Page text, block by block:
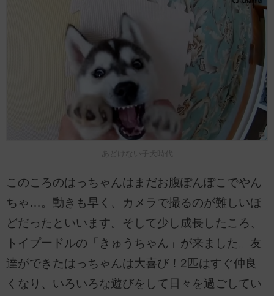
あどけない子犬時代
このころのはっちゃんはまだお腹ぽんぽこでやん
ちゃ…。動きも早く、カメラで撮るのが難しいほ
どだったといいます。そして少し成長したころ、
トイプードルの「きゅうちゃん」が来ました。友
達ができたはっちゃんは大喜び！2匹はすぐ仲良
くなり、いろいろな遊びをして日々を過ごしてい